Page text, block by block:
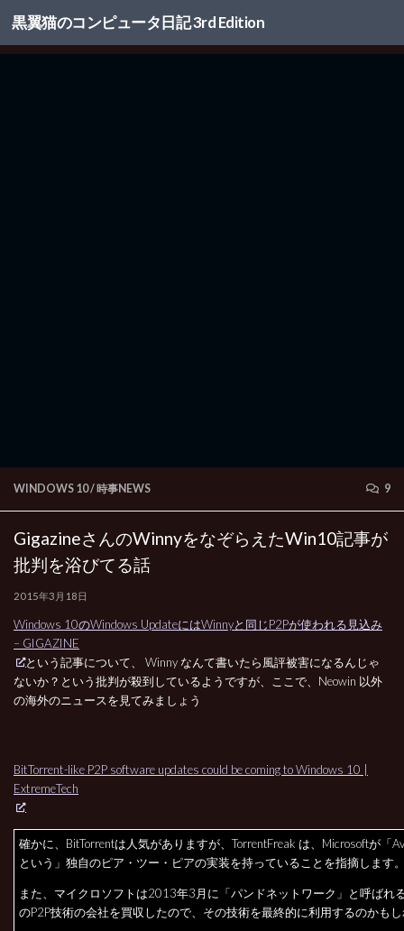
コンテンツへスキップ
黒翼猫のコンピュータ日記 3rd Edition
WINDOWS 10/時事NEWS 9
GigazineさんのWinnyをなぞらえたWin10記事が
批判を浴びてる話
2015年3月18日
Windows 10のWindows UpdateにはWinnyと同じP2Pが使われる見込み
– GIGAZINE
という記事について、 Winny なんて書いたら風評被害になるんじゃ
ないか？という批判が殺到しているようですが、ここで、Neowin 以外
の海外のニュースを見てみましょう
BitTorrent-like P2P software updates could be coming to Windows 10 |
ExtremeTech
確かに、BitTorrentは人気がありますが、TorrentFreak は、Microsoftが「
という」独自のピア・ツー・ピアの実装を持っていることを指摘します
また、マイクロソフトは2013年3月に「パンドネットワーク」と呼ばれ
のP2P技術の会社を買収したので、その技術を最終的に利用するのかも